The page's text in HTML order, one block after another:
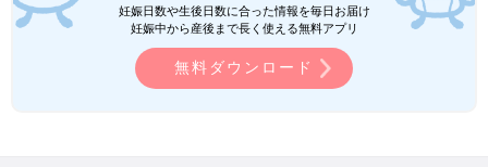
妊娠日数や生後日数に合った情報を毎日お届け
妊娠中から産後まで長く使える無料アプリ
無料ダウンロード